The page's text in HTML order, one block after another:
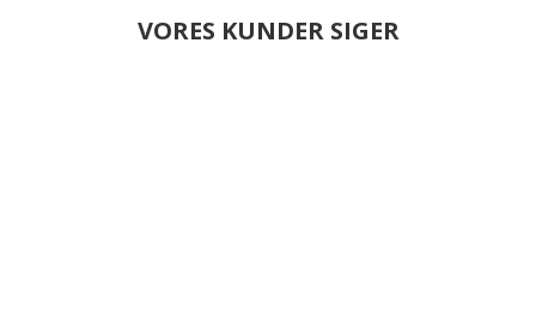
VORES KUNDER SIGER